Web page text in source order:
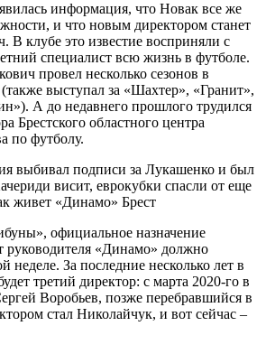
информация, что Новак все же
и что новым директором станет
клубе это известие восприняли с
специалист всю жизнь в футболе.
провел несколько сезонов в
выступал за «Шахтер», «Гранит»,
А до недавнего прошлого трудился
Брестского областного центра
по футболу.
официальное назначение
руководителя «Динамо» должно
неделе. За последние несколько лет в
третий директор: с марта 2020-го в
Воробьев, позже перебравшийся в
стал Николайчук, и вот сейчас –